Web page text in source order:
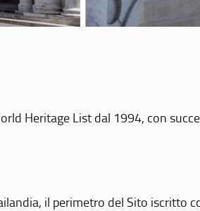
Heritage List dal 1994, con
il perimetro del Sito iscritto